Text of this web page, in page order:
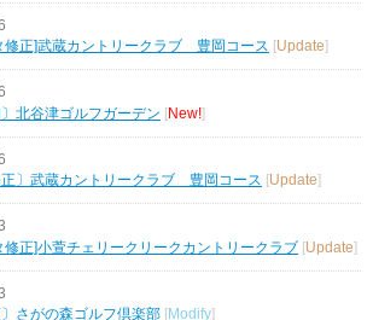
修正]武蔵カントリークラブ 豊岡コース
Update
〕北谷津ゴルフガーデン [New!]
正〕武蔵カントリークラブ 豊岡コース
Update
修正]小萱チェリークリークカントリークラブ [Update]
〕さがの森ゴルフ倶楽部
Modify